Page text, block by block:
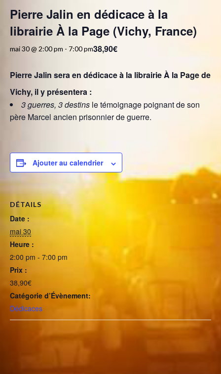
Pierre Jalin en dédicace à la
librairie À la Page (Vichy, France)
mai 30 @ 2:00 pm - 7:00 pm38,90€
Pierre Jalin sera en dédicace à la librairie À la Page de
Vichy, il y présentera :
3 guerres, 3 destins le témoignage poignant de son
père Marcel ancien prisonnier de guerre.
Ajouter au calendrier
DÉTAILS
Date :
mai 30
Heure :
2:00 pm - 7:00 pm
Prix :
38,90€
Catégorie d’Évènement:
Dédicaces